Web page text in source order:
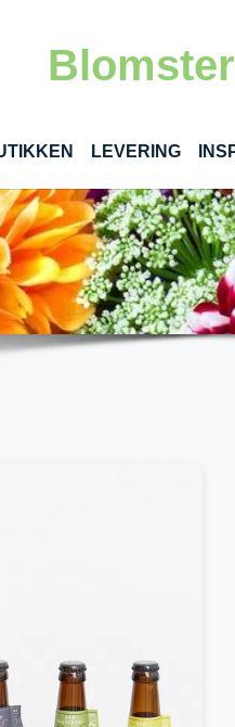
LEVERING